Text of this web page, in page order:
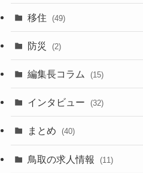
移住 (49)
防災 (2)
編集長コラム (15)
インタビュー (32)
まとめ (40)
鳥取の求人情報 (11)